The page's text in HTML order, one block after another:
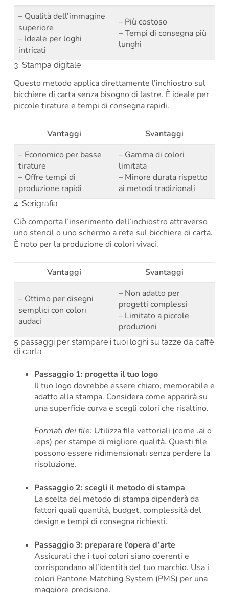
– Qualità dell’immagine
superiore
– Ideale per loghi
intricati
– Più costoso
– Tempi di consegna più
lunghi
3. Stampa digitale
Questo metodo applica direttamente l’inchiostro sul
bicchiere di carta senza bisogno di lastre. È ideale per
piccole tirature e tempi di consegna rapidi.
Vantaggi
Svantaggi
– Economico per basse
tirature
– Offre tempi di
produzione rapidi
– Gamma di colori
limitata
– Minore durata rispetto
ai metodi tradizionali
4. Serigrafia
Ciò comporta l’inserimento dell’inchiostro attraverso
uno stencil o uno schermo a rete sul bicchiere di carta.
È noto per la produzione di colori vivaci.
Vantaggi Svantaggi
– Ottimo per disegni
semplici con colori
audaci
– Non adatto per
progetti complessi
– Limitato a piccole
produzioni
5 passaggi per stampare i tuoi loghi su tazze da caffè
di carta
Passaggio 1: progetta il tuo logo
Il tuo logo dovrebbe essere chiaro, memorabile e
adatto alla stampa. Considera come apparirà su
una superficie curva e scegli colori che risaltino.
Formati dei file: Utilizza file vettoriali (come .ai o
.eps) per stampe di migliore qualità. Questi file
possono essere ridimensionati senza perdere la
risoluzione.
Passaggio 2: scegli il metodo di stampa
La scelta del metodo di stampa dipenderà da
fattori quali quantità, budget, complessità del
design e tempi di consegna richiesti.
Passaggio 3: preparare l’opera d’arte
Assicurati che i tuoi colori siano coerenti e
corrispondano all’identità del tuo marchio. Usa i
colori Pantone Matching System (PMS) per una
maggiore precisione.